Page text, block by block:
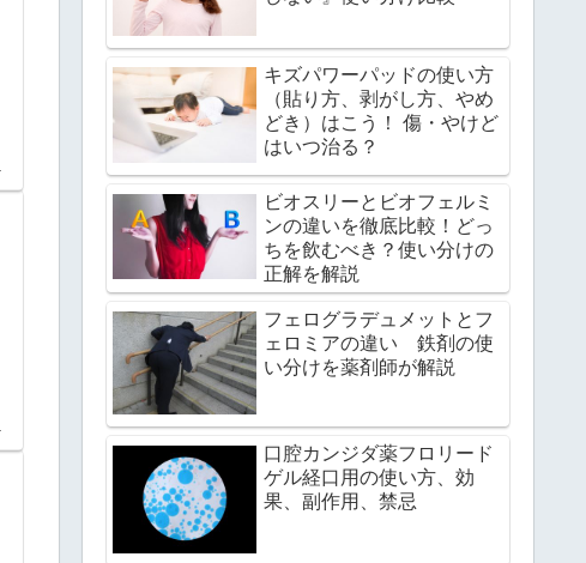
キズパワーパッドの使い方
（貼り方、剥がし方、やめ
どき）はこう！ 傷・やけど
はいつ治る？
ビオスリーとビオフェルミ
ンの違いを徹底比較！どっ
ちを飲むべき？使い分けの
正解を解説
フェログラデュメットとフ
ェロミアの違い 鉄剤の使
い分けを薬剤師が解説
口腔カンジダ薬フロリード
ゲル経口用の使い方、効
果、副作用、禁忌